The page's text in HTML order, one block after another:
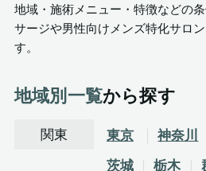
地域・施術メニュー・特徴などの
サージや男性向けメンズ特化サロ
す。
地域別一覧から探す
関東 東京 神奈川
茨城
栃木